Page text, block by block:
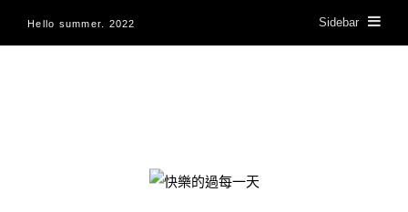
Hello summer. 2022 Sidebar
快樂的過每一天